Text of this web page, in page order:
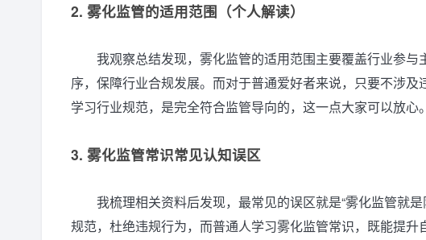
2. 雾化监管的适用范围（个人解读）
我观察总结发现，雾化监管的适用范围主要覆盖行业参
序，保障行业合规发展。而对于普通爱好者来说，只要不涉及
学习行业规范，是完全符合监管导向的，这一点大家可以放心。
3. 雾化监管常识常见认知误区
我梳理相关资料后发现，最常见的误区就是“雾化监管就
规范，杜绝违规行为，而普通人学习雾化监管常识，既能提